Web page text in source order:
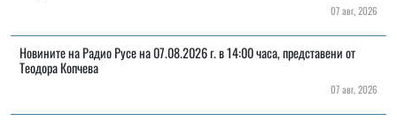
07 авг, 2026
Новините на Радио Русе на 07.08.2026 г. в 14:00 часа, представени от
Теодора Копчева
07 авг, 2026